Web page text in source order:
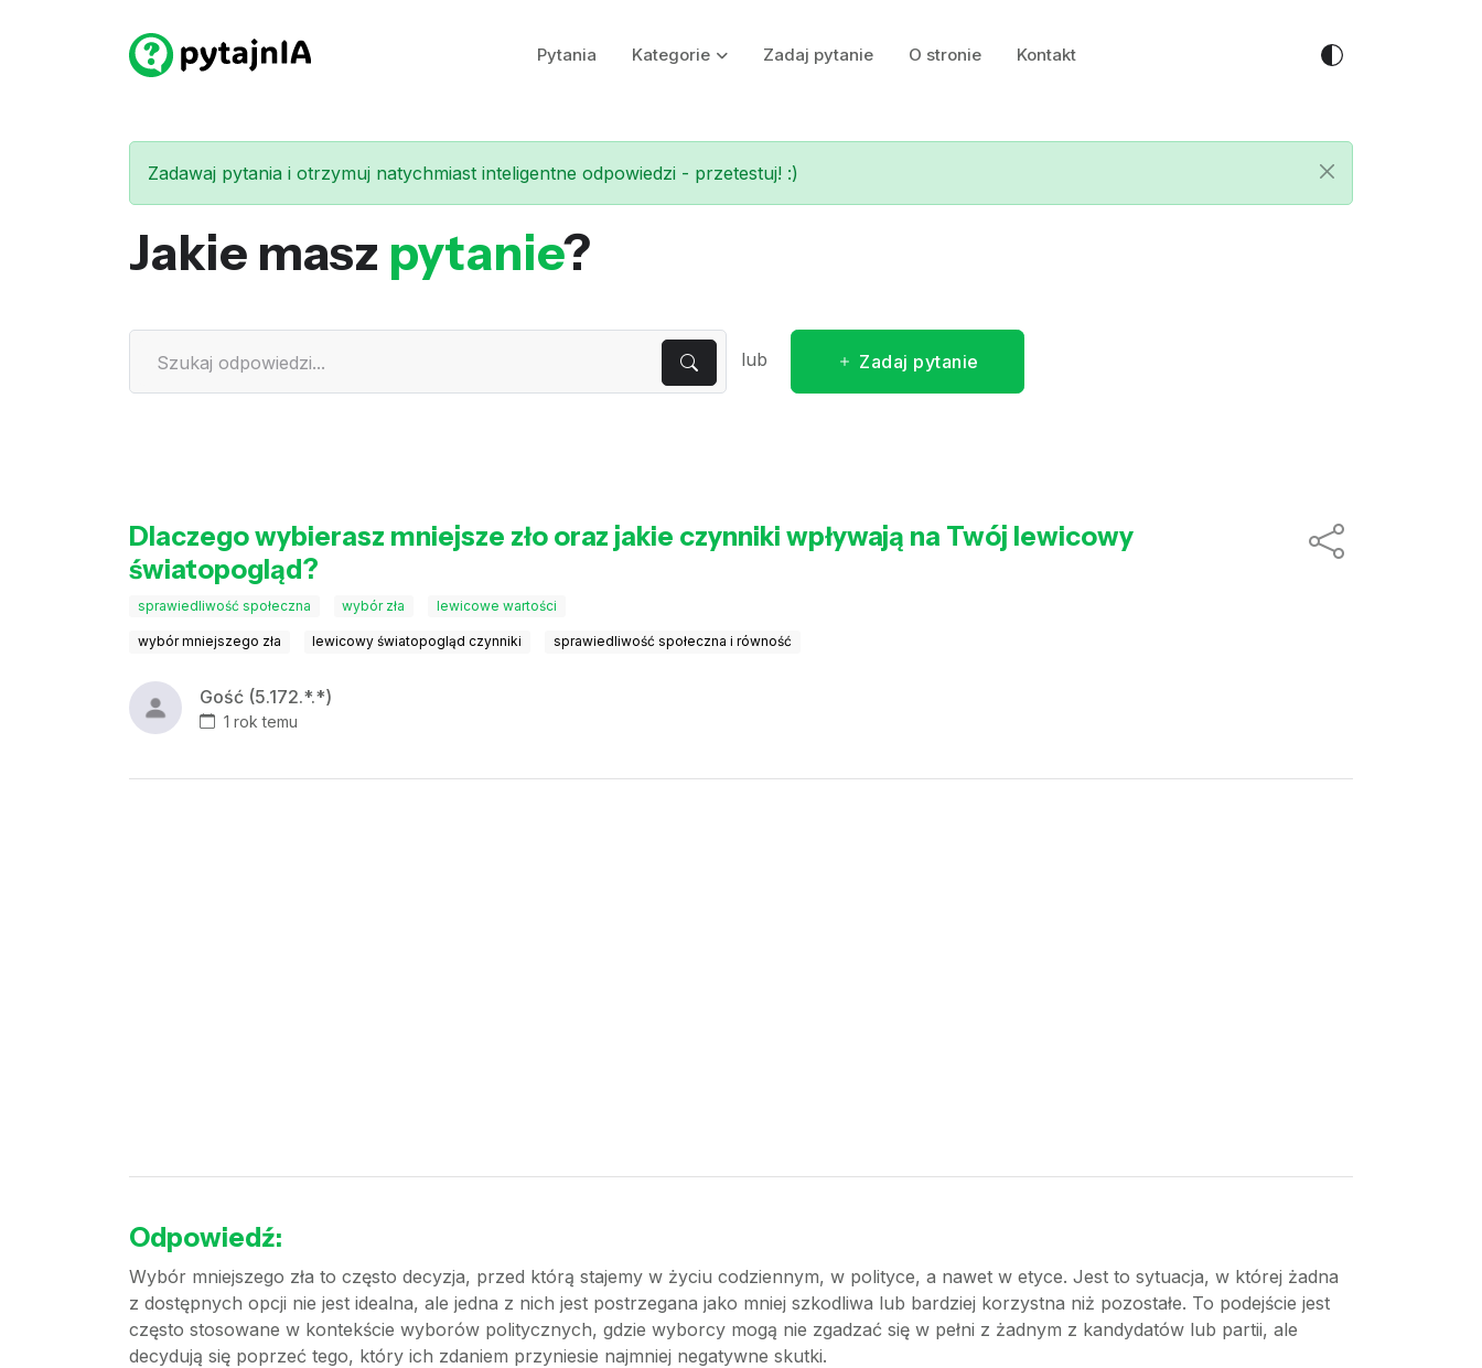
Pytania Kategorie Zadaj pytanie O stronie Kontakt
Zadawaj pytania i otrzymuj natychmiast inteligentne odpowiedzi - przetestuj! :)
Jakie masz pytanie?
lub Zadaj pytanie
Dlaczego wybierasz mniejsze zło oraz jakie czynniki wpływają na Twój lewicowy
światopogląd?
sprawiedliwość społeczna wybór zła lewicowe wartości
wybór mniejszego zła lewicowy światopogląd czynniki sprawiedliwość społeczna i równość
Gość (5.172.*.*)
1 rok temu
Odpowiedź:
Wybór mniejszego zła to często decyzja, przed którą stajemy w życiu codziennym, w polityce, a nawet w etyce. Jest to sytuacja, w której żadna
z dostępnych opcji nie jest idealna, ale jedna z nich jest postrzegana jako mniej szkodliwa lub bardziej korzystna niż pozostałe. To podejście jest
często stosowane w kontekście wyborów politycznych, gdzie wyborcy mogą nie zgadzać się w pełni z żadnym z kandydatów lub partii, ale
decydują się poprzeć tego, który ich zdaniem przyniesie najmniej negatywne skutki.